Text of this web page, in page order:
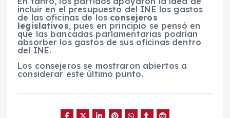
incluir en el presupuesto del INE los gastos
de las oficinas de los consejeros
legislativos, pues en principio se pensó en
que las bancadas parlamentarias podrían
absorber los gastos de sus oficinas dentro
del INE.
Los consejeros se mostraron abiertos a
considerar este último punto.